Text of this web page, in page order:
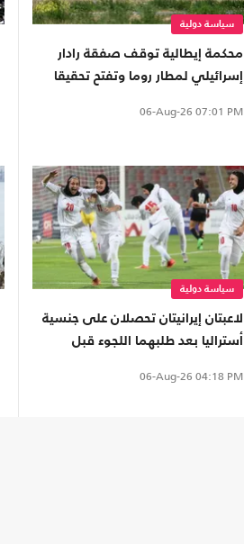
سياسة دولية
محكمة إيطالية توقف صفقة رادار
إسرائيلي لمطار روما وتفتح تحقيقا
06-Aug-26 07:01 PM
سياسة دولية
لاعبتان إيرانيتان تحصلان على جنسية
أستراليا بعد طلبهما اللجوء قبل
06-Aug-26 04:18 PM